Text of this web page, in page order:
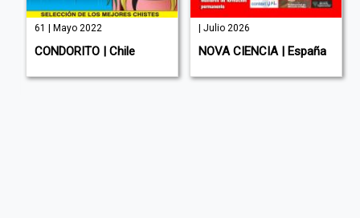
61 | Mayo 2022
CONDORITO | Chile
| Julio 2026
NOVA CIENCIA | España